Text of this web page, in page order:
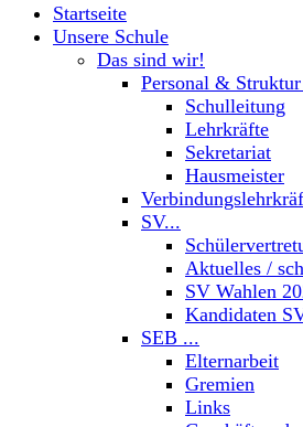
Startseite
Unsere Schule
Das sind wir!
Personal &
Schulleitung
Lehrkräfte
Sekretariat
Hausmeister
SV...
Aktuelles /
SV Wahlen
Kandidaten
SEB ...
Elternarbeit
Gremien
Links